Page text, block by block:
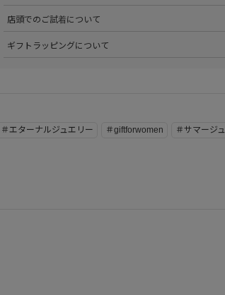
詳しくはこちらをご覧ください。
店頭でのご試着について
くはこちらをご覧ください。
ギフトラッピングについて
＃エターナルジュエリー ＃giftforwomen ＃サマージ